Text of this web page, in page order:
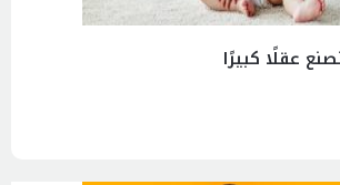
عقلًا كبيرًا